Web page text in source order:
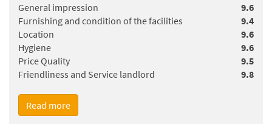
General impression
9.6
Furnishing and condition of the facilities
9.4
Location
9.6
Hygiene
9.6
Price Quality
9.5
Friendliness and Service landlord
9.8
Read more